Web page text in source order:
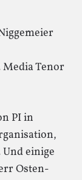
Tenor
PI in
einige
Osten-